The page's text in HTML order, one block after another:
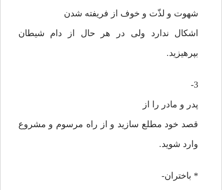
شهوت و لذّت و خوف از فریفته شدن
اشکال ندارد ولی در هر حال از دام شیطان
بپرهیزید.
3-
پدر و مادر را از
قصد خود مطلع سازید و از راه مرسوم و مشروع
وارد شوید.
* باختران-